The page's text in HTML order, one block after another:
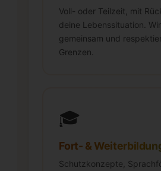
Voll- oder Teilzeit, mit
deine Lebenssituation.
gemeinsam und
Grenzen.
🎓
Fort- &
Schutzkonzepte,